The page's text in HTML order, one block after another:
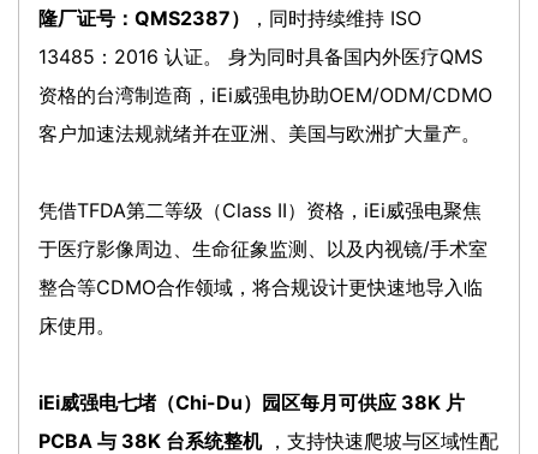
隆厂证号：QMS2387）
，同时持续维持 ISO
13485：2016 认证。 身为同时具备国内外医疗QMS
资格的台湾制造商，iEi威强电协助OEM/ODM/CDMO
客户加速法规就绪并在亚洲、美国与欧洲扩大量产。
凭借TFDA第二等级（Class II）资格，iEi威强电聚焦
于医疗影像周边、生命征象监测、以及内视镜/手术室
整合等CDMO合作领域，将合规设计更快速地导入临
床使用。
iEi威强电七堵（Chi-Du）园区每月可供应 38K 片
PCBA 与 38K 台系统整机，支持快速爬坡与区域性配